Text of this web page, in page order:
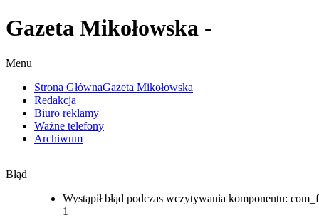
Gazeta Mikołowska -
Menu
Strona GłównaGazeta Mikołowska
Redakcja
Biuro reklamy
Ważne telefony
Archiwum
Błąd
Wystąpił błąd podczas wczytywania komponentu:
1